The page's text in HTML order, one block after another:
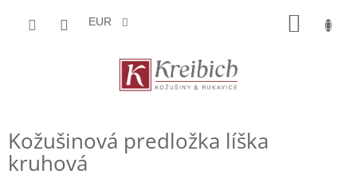
EUR
Kožušinová predložka líška
kruhová